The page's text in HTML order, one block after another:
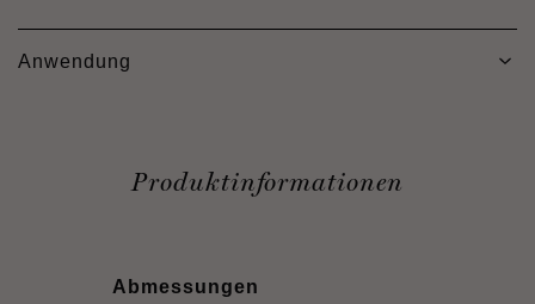
Anwendung
Produktinformationen
Abmessungen